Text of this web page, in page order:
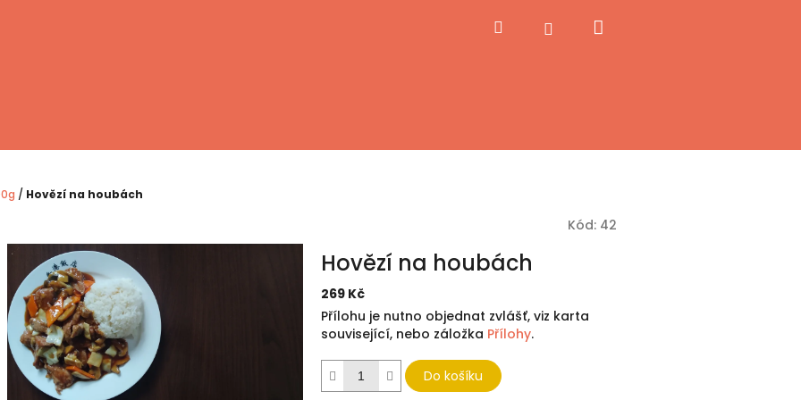
Hledat Přihlášení
/ Hovězí na houbách
Kód: 42
Hovězí na houbách
269 Kč
Měrná
cena:
Přílohu je nutno objednat zvlášť, viz karta
související, nebo záložka Přílohy.
Do košíku